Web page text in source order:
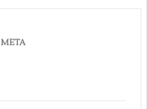
META